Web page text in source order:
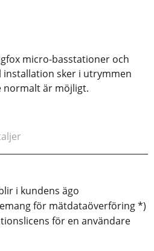
micro-basstationer och
installation sker i utrymmen
normalt är möjligt.
i kundens ägo
för mätdataöverföring *)
för en användare